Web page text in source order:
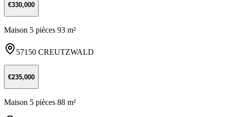
€330,000
Maison 5 pièces 93 m²
57150 CREUTZWALD
€235,000
Maison 5 pièces 88 m²